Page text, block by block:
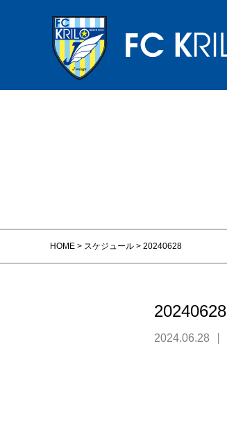
HOME > スケジュール > 20240628
20240628
2024.06.28